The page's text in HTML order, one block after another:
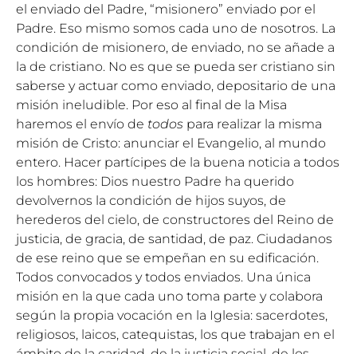
el enviado del Padre, “misionero” enviado por el
Padre. Eso mismo somos cada uno de nosotros. La
condición de misionero, de enviado, no se añade a
la de cristiano. No es que se pueda ser cristiano sin
saberse y actuar como enviado, depositario de una
misión ineludible. Por eso al final de la Misa
haremos el envío de todos para realizar la misma
misión de Cristo: anunciar el Evangelio, al mundo
entero. Hacer partícipes de la buena noticia a todos
los hombres: Dios nuestro Padre ha querido
devolvernos la condición de hijos suyos, de
herederos del cielo, de constructores del Reino de
justicia, de gracia, de santidad, de paz. Ciudadanos
de ese reino que se empeñan en su edificación.
Todos convocados y todos enviados. Una única
misión en la que cada uno toma parte y colabora
según la propia vocación en la Iglesia: sacerdotes,
religiosos, laicos, catequistas, los que trabajan en el